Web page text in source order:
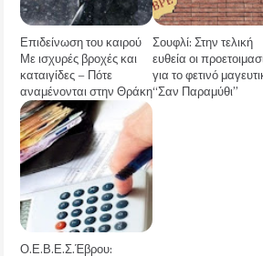
Επιδείνωση του καιρού
Με ισχυρές βροχές και
καταιγίδες – Πότε
αναμένονται στην Θράκη
Σουφλί: Στην τελική
ευθεία οι
για το φετινό
“Σαν Παραμύθι”
Ο.Ε.Β.Ε.Σ.Έβρου: